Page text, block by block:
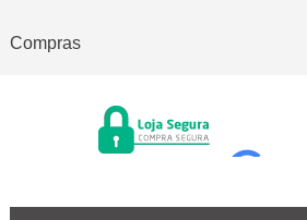
Compras